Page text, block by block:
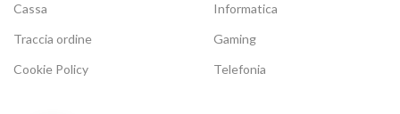
Cassa
Traccia ordine
Cookie Policy
Informatica
Gaming
Telefonia